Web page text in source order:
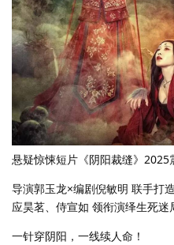
悬疑惊悚短片《阴阳裁缝》
导演郭玉龙×编剧倪敏明 联手打
应昊茗、侍宣如 领衔演绎生死迷
一针穿阴阳，一线续人命！